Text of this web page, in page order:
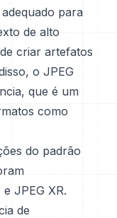
para
de alto
criar artefatos
o JPEG
que é um
como
do padrão
JPEG XR.
de